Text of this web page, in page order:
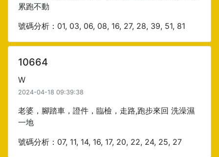
累跑不動
號碼分析：01, 03, 06, 08, 16, 27, 28, 39, 51, 81
10664
W
2024-04-18 09:39:38
老婆，腳踏車，證件，臨檢，走路,跑步來回 洗澡濕
一地
號碼分析：07, 11, 14, 16, 17, 20, 22, 24, 25, 27